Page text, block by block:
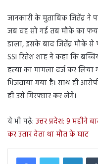
जानकारी के मुताबिक जितेंद्र ने
जब वह सो गई तब मौके का
डाला, इसके बाद जितेंद्र मौके से
SSI रितेश शाह ने कहा कि
हत्या का मामला दर्ज कर लिया
भिजवाया गया है। साथ ही
ही उसे गिरफ्तार कर लेगे।
ये भी पढ़े: उत्तर प्रदेश: 9 महीने
कर उतार देता था मौत के घाट